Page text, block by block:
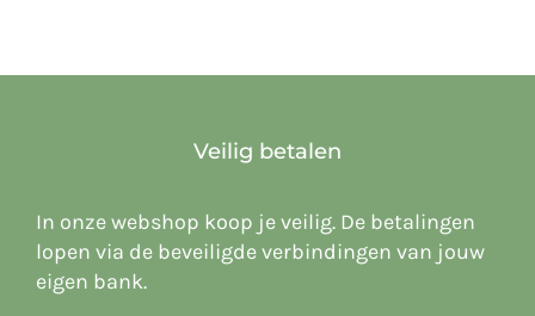
Veilig betalen
In onze webshop koop je veilig. De betalingen
lopen via de beveiligde verbindingen van jouw
eigen bank.